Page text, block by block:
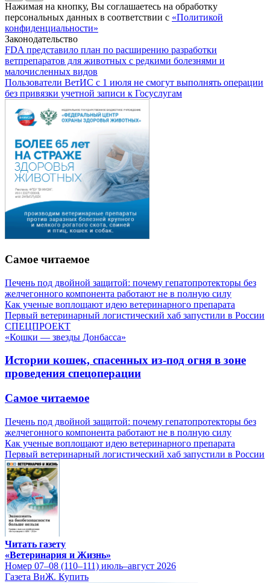
Нажимая на кнопку, Вы соглашаетесь на обработку
персональных данных в соответствии с «Политикой
конфиденциальности»
Законодательство
FDA представило план по расширению разработки
ветпрепаратов для животных с редкими болезнями и
малочисленных видов
Пользователи ВетИС с 1 июля не смогут выполнять операции
без привязки учетной записи к Госуслугам
Самое читаемое
Печень под двойной защитой: почему гепатопротекторы без
желчегонного компонента работают не в полную силу
Как ученые воплощают идею ветеринарного препарата
Первый ветеринарный логистический хаб запустили в России
СПЕЦПРОЕКТ
«Кошки — звезды Донбасса»
Истории кошек, спасенных из-под огня в зоне
проведения спецоперации
Самое читаемое
Печень под двойной защитой: почему гепатопротекторы без
желчегонного компонента работают не в полную силу
Как ученые воплощают идею ветеринарного препарата
Первый ветеринарный логистический хаб запустили в России
Читать газету
«Ветеринария и Жизнь»
Номер 07–08 (110–111) июль–август 2026
Газета ВиЖ. Купить